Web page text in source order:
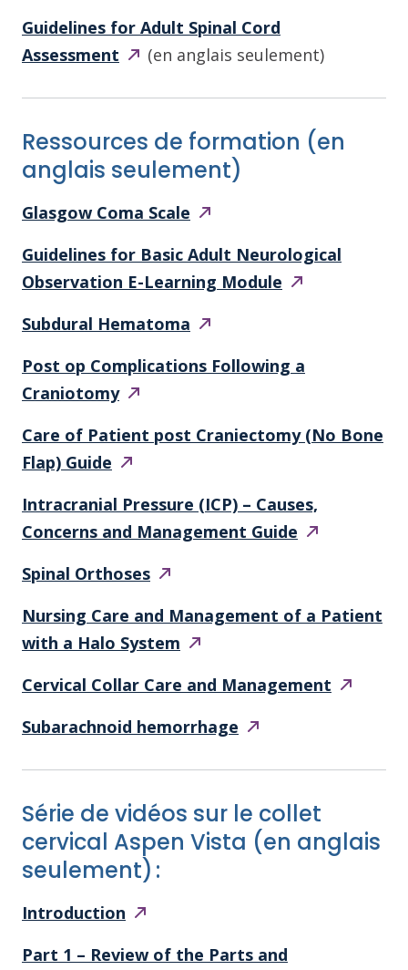
Guidelines for Adult Spinal Cord
Assessment
(en anglais seulement)
Ressources de formation (en
anglais seulement)
Glasgow Coma Scale
Guidelines for Basic Adult Neurological
Observation E-Learning Module
Subdural Hematoma
Post op Complications Following a
Craniotomy
Care of Patient post Craniectomy (No Bone
Flap) Guide
Intracranial Pressure (ICP) – Causes,
Concerns and Management Guide
Spinal Orthoses
Nursing Care and Management of a Patient
with a Halo System
Cervical Collar Care and Management
Subarachnoid hemorrhage
Série de vidéos sur le collet
cervical Aspen Vista (en anglais
seulement) :
Introduction
Part 1 – Review of the Parts and